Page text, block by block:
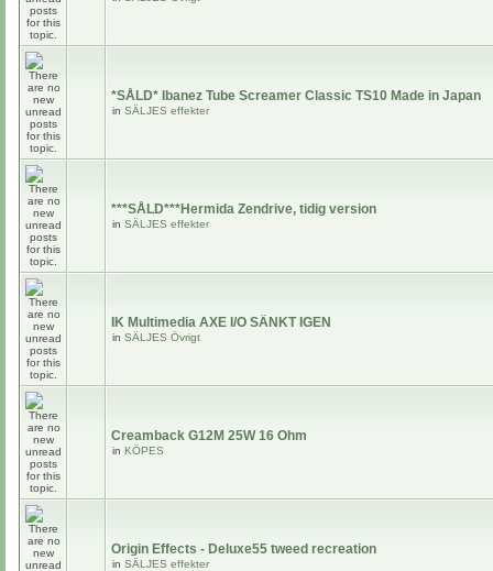
*SÅLD* Ibanez Tube Screamer Classic TS10 Made in Japan
in SÄLJES effekter
***SÅLD***Hermida Zendrive, tidig version
in SÄLJES effekter
IK Multimedia AXE I/O SÄNKT IGEN
in SÄLJES Övrigt
Creamback G12M 25W 16 Ohm
in KÖPES
Origin Effects - Deluxe55 tweed recreation
in SÄLJES effekter